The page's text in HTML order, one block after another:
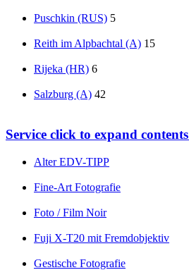
Puschkin (RUS) 5
Reith im Alpbachtal (A) 15
Rijeka (HR) 6
Salzburg (A) 42
Service click to expand contents
Alter EDV-TIPP
Fine-Art Fotografie
Foto / Film Noir
Fuji X-T20 mit Fremdobjektiv
Gestische Fotografie